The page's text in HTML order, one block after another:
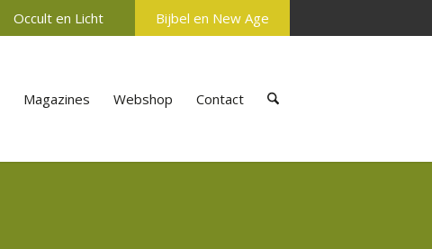
Occult en Licht Bijbel en New Age
Magazines Webshop Contact